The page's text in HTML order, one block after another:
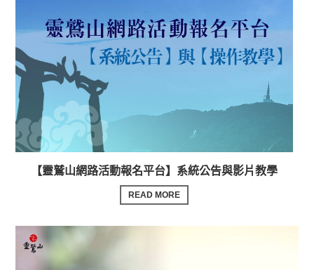
【靈鷲山網路活動報名平台】系統公告與影片教學
READ MORE